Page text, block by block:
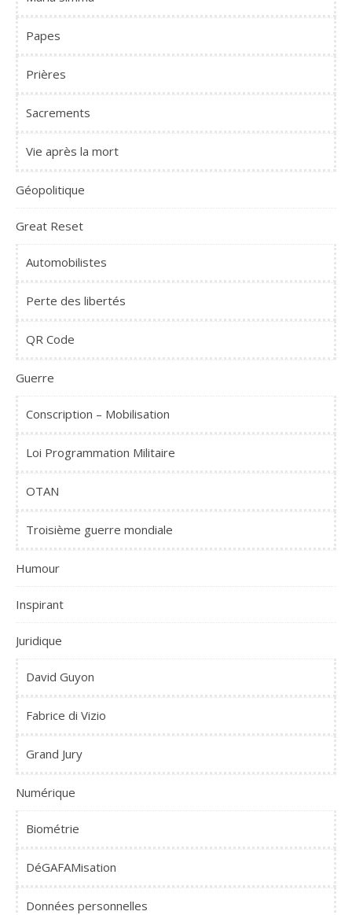
Papes
Prières
Sacrements
Vie après la mort
Géopolitique
Great Reset
Automobilistes
Perte des libertés
QR Code
Guerre
Conscription – Mobilisation
Loi Programmation Militaire
OTAN
Troisième guerre mondiale
Humour
Inspirant
Juridique
David Guyon
Fabrice di Vizio
Grand Jury
Numérique
Biométrie
DéGAFAMisation
Données personnelles